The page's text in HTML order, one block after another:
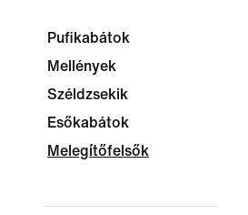
Pufikabátok
Mellények
Széldzsekik
Esőkabátok
Melegítőfelsők